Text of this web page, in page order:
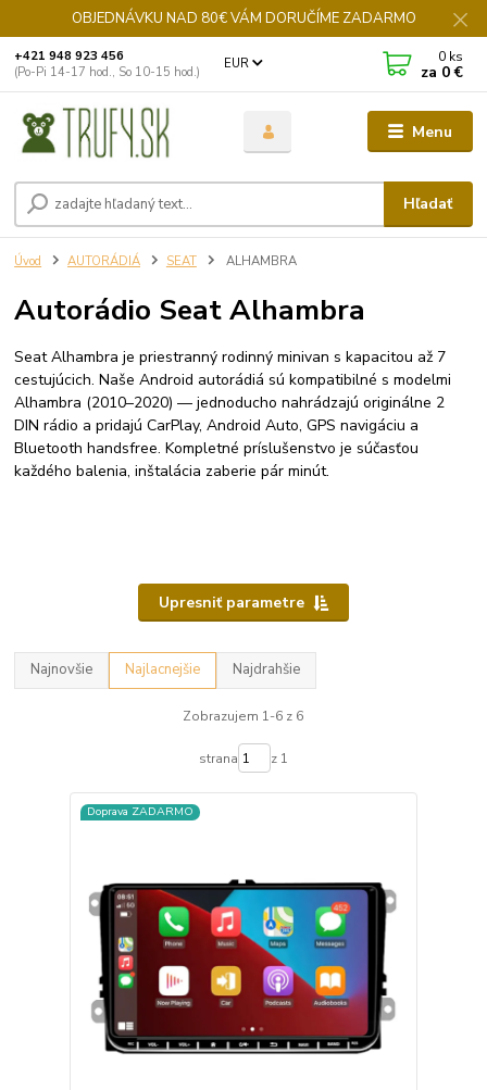
OBJEDNÁVKU NAD 80€ VÁM DORUČÍME ZADARMO
Menu
EUR
Hľadať
+421 948 923 456
(Po-Pi 14-17 hod., So 10-15 hod.)
0 ks
za 0 €
Úvod AUTORÁDIÁ SEAT ALHAMBRA
Autorádio Seat Alhambra
Seat Alhambra je priestranný rodinný minivan s kapacitou až 7
cestujúcich. Naše Android autorádiá sú kompatibilné s modelmi
Alhambra (2010–2020) — jednoducho nahrádzajú originálne 2
DIN rádio a pridajú CarPlay, Android Auto, GPS navigáciu a
Bluetooth handsfree. Kompletné príslušenstvo je súčasťou
každého balenia, inštalácia zaberie pár minút.
Upresniť parametre
Najnovšie Najlacnejšie Najdrahšie
Zobrazujem 1-6 z 6
strana z 1
Doprava ZADARMO